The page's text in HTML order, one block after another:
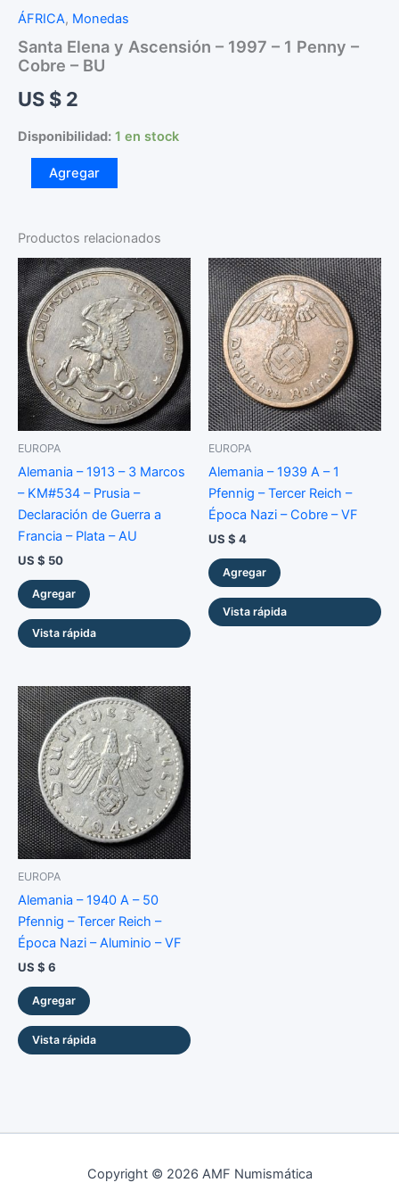
ÁFRICA, Monedas
Santa Elena y Ascensión – 1997 – 1 Penny –
Cobre – BU
US $ 2
Disponibilidad: 1 en stock
-
1997
-
1
Penny
-
Cobre
-
BU
cantidad
Agregar
Productos relacionados
EUROPA
Alemania – 1913 – 3 Marcos
– KM#534 – Prusia –
Declaración de Guerra a
Francia – Plata – AU
US $ 50
Agregar
Vista rápida
EUROPA
Alemania – 1939 A – 1
Pfennig – Tercer Reich –
Época Nazi – Cobre – VF
US $ 4
Agregar
Vista rápida
EUROPA
Alemania – 1940 A – 50
Pfennig – Tercer Reich –
Época Nazi – Aluminio – VF
US $ 6
Agregar
Vista rápida
Copyright © 2026 AMF Numismática